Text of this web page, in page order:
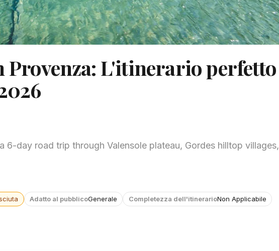
Provenza: L'itinerario perfetto
6-day road trip through Valensole plateau, Gordes hilltop villages,
Adatto al pubblicoGenerale Completezza dell'itinerarioNon Applicabile